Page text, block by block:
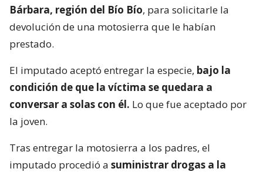
Bárbara, región del Bío Bío, para solicitarle la
devolución de una motosierra que le habían
prestado.
El imputado aceptó entregar la especie, bajo la
condición de que la víctima se quedara a
conversar a solas con él. Lo que fue aceptado por
la joven.
Tras entregar la motosierra a los padres, el
imputado procedió a suministrar drogas a la